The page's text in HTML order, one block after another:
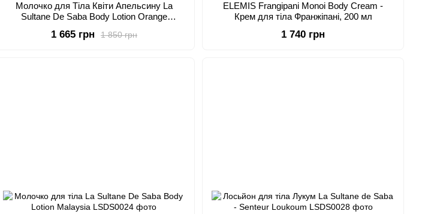
Молочко для Тіла Квіти Апельсину La
Sultane De Saba Body Lotion Orange
1 850 грн
1 665 грн
ELEMIS Frangipani Monoi Body Cream -
Крем для тіла Франжіпані, 200 мл
1 740 грн